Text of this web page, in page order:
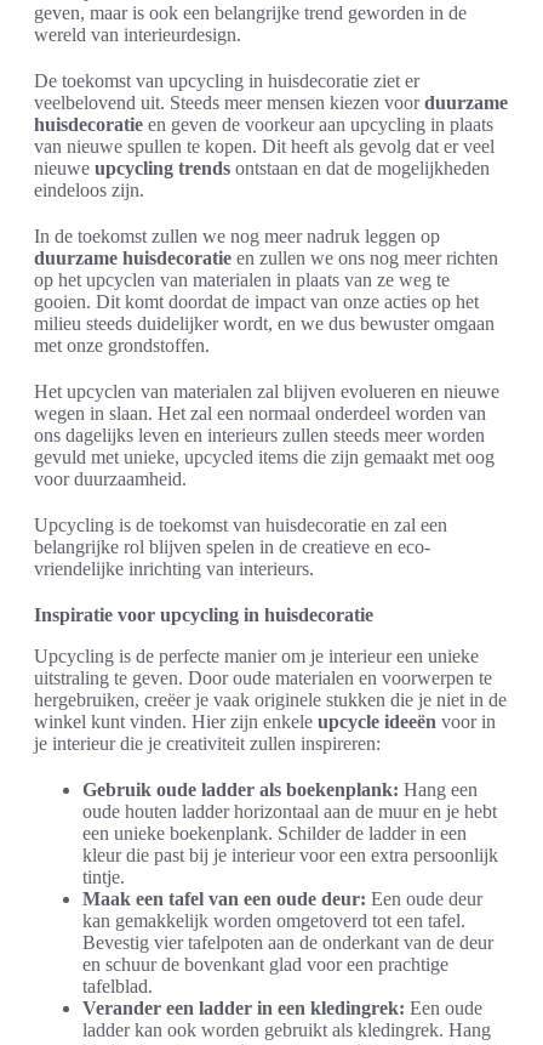
geven, maar is ook een belangrijke trend geworden in de
wereld van interieurdesign.
De toekomst van upcycling in huisdecoratie ziet er
veelbelovend uit. Steeds meer mensen kiezen voorduurzame
huisdecoratie en geven de voorkeur aan upcycling in plaats
van nieuwe spullen te kopen. Dit heeft als gevolg dat er veel
nieuwe upcycling trends ontstaan en dat de mogelijkheden
eindeloos zijn.
In de toekomst zullen we nog meer nadruk leggen op
duurzame huisdecoratie en zullen we ons nog meer richten
op het upcyclen van materialen in plaats van ze weg te
gooien. Dit komt doordat de impact van onze acties op het
milieu steeds duidelijker wordt, en we dus bewuster omgaan
met onze grondstoffen.
Het upcyclen van materialen zal blijven evolueren en nieuwe
wegen in slaan. Het zal een normaal onderdeel worden van
ons dagelijks leven en interieurs zullen steeds meer worden
gevuld met unieke, upcycled items die zijn gemaakt met oog
voor duurzaamheid.
Upcycling is de toekomst van huisdecoratie en zal een
belangrijke rol blijven spelen in de creatieve en eco-
vriendelijke inrichting van interieurs.
Inspiratie voor upcycling in huisdecoratie
Upcycling is de perfecte manier om je interieur een unieke
uitstraling te geven. Door oude materialen en voorwerpen te
hergebruiken, creëer je vaak originele stukken die je niet in de
winkel kunt vinden. Hier zijn enkele upcycle ideeën voor in
je interieur die je creativiteit zullen inspireren:
Gebruik oude ladder als boekenplank: Hang een
oude houten ladder horizontaal aan de muur en je hebt
een unieke boekenplank. Schilder de ladder in een
kleur die past bij je interieur voor een extra persoonlijk
tintje.
Maak een tafel van een oude deur: Een oude deur
kan gemakkelijk worden omgetoverd tot een tafel.
Bevestig vier tafelpoten aan de onderkant van de deur
en schuur de bovenkant glad voor een prachtige
tafelblad.
Verander een ladder in een kledingrek: Een oude
ladder kan ook worden gebruikt als kledingrek. Hang